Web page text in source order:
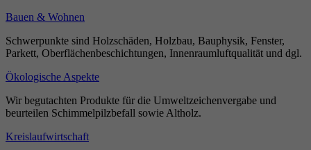
Bauen & Wohnen
Schwerpunkte sind Holzschäden, Holzbau, Bauphysik, Fenster,
Parkett, Oberflächenbeschichtungen, Innenraumluftqualität und dgl.
Ökologische Aspekte
Wir begutachten Produkte für die Umweltzeichenvergabe und
beurteilen Schimmelpilzbefall sowie Altholz.
Kreislaufwirtschaft